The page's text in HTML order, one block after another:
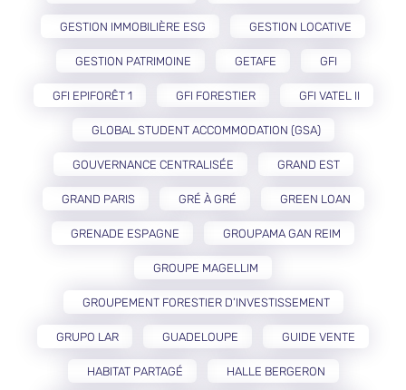
GESTION IMMOBILIÈRE ESG GESTION LOCATIVE
GESTION PATRIMOINE GETAFE GFI
GFI EPIFORÊT 1 GFI FORESTIER GFI VATEL II
GLOBAL STUDENT ACCOMMODATION (GSA)
GOUVERNANCE CENTRALISÉE GRAND EST
GRAND PARIS GRÉ À GRÉ GREEN LOAN
GRENADE ESPAGNE GROUPAMA GAN REIM
GROUPE MAGELLIM
GROUPEMENT FORESTIER D’INVESTISSEMENT
GRUPO LAR GUADELOUPE GUIDE VENTE
HABITAT PARTAGÉ HALLE BERGERON